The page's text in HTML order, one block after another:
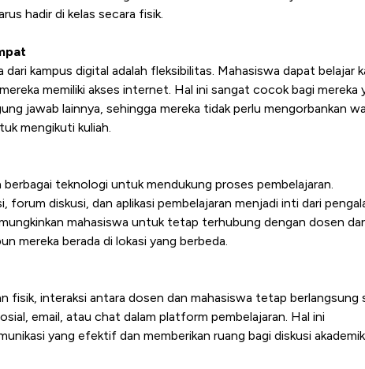
hadir di kelas secara fisik.
kampus digital adalah fleksibilitas. Mahasiswa dapat belajar
memiliki akses internet. Hal ini sangat cocok bagi mereka
jawab lainnya, sehingga mereka tidak perlu mengorbankan
mengikuti kuliah.
berbagai teknologi untuk mendukung proses pembelajaran.
forum diskusi, dan aplikasi pembelajaran menjadi inti dari
mahasiswa untuk tetap terhubung dengan dosen
mereka berada di lokasi yang berbeda.
fisik, interaksi antara dosen dan mahasiswa tetap berlangsung
email, atau chat dalam platform pembelajaran. Hal ini
yang efektif dan memberikan ruang bagi diskusi